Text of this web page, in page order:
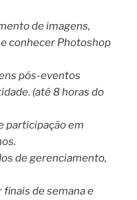
de imagens,
conhecer Photoshop
pós-eventos
(até 8 horas do
participação em
de gerenciamento,
de semana e